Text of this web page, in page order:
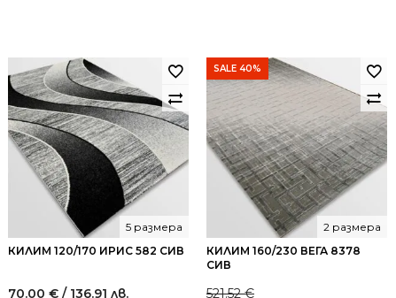
КИЛИМ 120/170 ИРИС 582 СИВ
5 размера
70.00 € / 136.91 лв.
SALE 40%
КИЛИМ 160/230 ВЕГА 8378
СИВ
2 размера
521.52€